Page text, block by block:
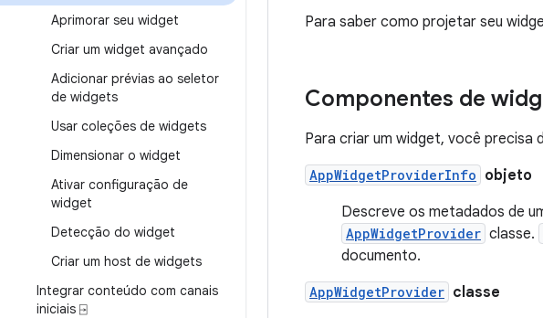
Aprimorar seu widget
Criar um widget avançado
Adicionar prévias ao seletor
de widgets
Usar coleções de widgets
Dimensionar o widget
Ativar configuração de
widget
Detecção do widget
Criar um host de widgets
Integrar conteúdo com canais
iniciais ⍈
Para saber como projetar seu
Componentes de
Para criar um widget, você precisa
AppWidgetProviderInfo objeto
Descreve os metadados de
AppWidgetProvider classe.
documento.
AppWidgetProvider classe